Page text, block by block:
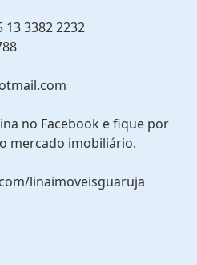
13 3382 2232
no Facebook e fique por
mercado imobiliário.
linaimoveisguaruja